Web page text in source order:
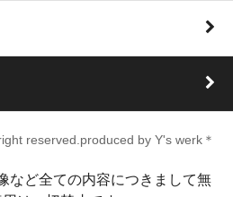
reserved.produced by Y's werk＊
など全ての内容につきまして無